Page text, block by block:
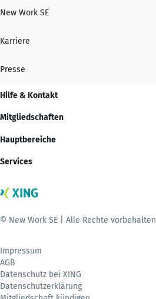
New Work SE
Karriere
Presse
Hilfe & Kontakt
Mitgliedschaften
Hauptbereiche
Services
© New Work SE | Alle Rechte vorbehalten
Impressum
AGB
Datenschutz bei XING
Datenschutzerklärung